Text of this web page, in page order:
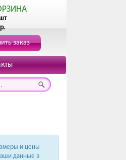
заказ
и цены
данные в